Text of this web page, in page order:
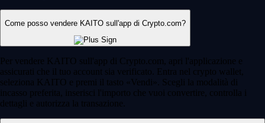
Come posso vendere KAITO sull'app di Crypto.com?
Per vendere KAITO sull'app di Crypto.com, apri l'applicazione e
assicurati che il tuo account sia verificato. Entra nel crypto wallet,
seleziona KAITO e premi il tasto «Vendi». Scegli la modalità di
incasso preferita, inserisci l'importo che vuoi convertire, controlla i
dettagli e autorizza la transazione.